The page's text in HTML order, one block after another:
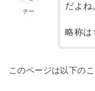
チー
だよね
略称
このページは以下の